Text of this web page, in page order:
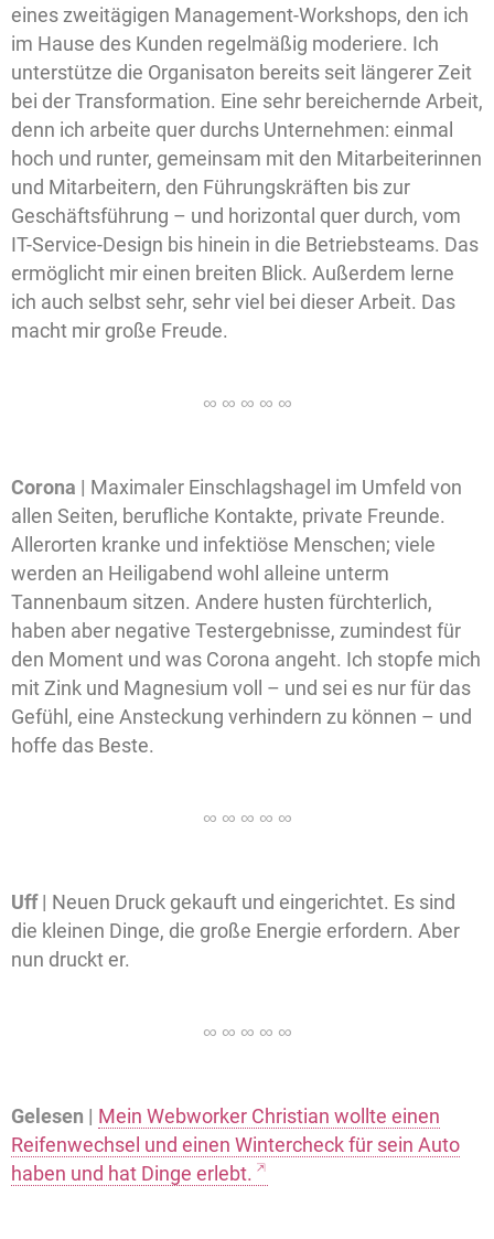
eines zweitägigen Management-Workshops, den ich
im Hause des Kunden regelmäßig moderiere. Ich
unterstütze die Organisaton bereits seit längerer Zeit
bei der Transformation. Eine sehr bereichernde Arbeit,
denn ich arbeite quer durchs Unternehmen: einmal
hoch und runter, gemeinsam mit den Mitarbeiterinnen
und Mitarbeitern, den Führungskräften bis zur
Geschäftsführung – und horizontal quer durch, vom
IT-Service-Design bis hinein in die Betriebsteams. Das
ermöglicht mir einen breiten Blick. Außerdem lerne
ich auch selbst sehr, sehr viel bei dieser Arbeit. Das
macht mir große Freude.
Corona | Maximaler Einschlagshagel im Umfeld von
allen Seiten, berufliche Kontakte, private Freunde.
Allerorten kranke und infektiöse Menschen; viele
werden an Heiligabend wohl alleine unterm
Tannenbaum sitzen. Andere husten fürchterlich,
haben aber negative Testergebnisse, zumindest für
den Moment und was Corona angeht. Ich stopfe mich
mit Zink und Magnesium voll – und sei es nur für das
Gefühl, eine Ansteckung verhindern zu können – und
hoffe das Beste.
Uff | Neuen Druck gekauft und eingerichtet. Es sind
die kleinen Dinge, die große Energie erfordern. Aber
nun druckt er.
Gelesen | Mein Webworker Christian wollte einen
Reifenwechsel und einen Wintercheck für sein Auto
haben und hat Dinge erlebt.